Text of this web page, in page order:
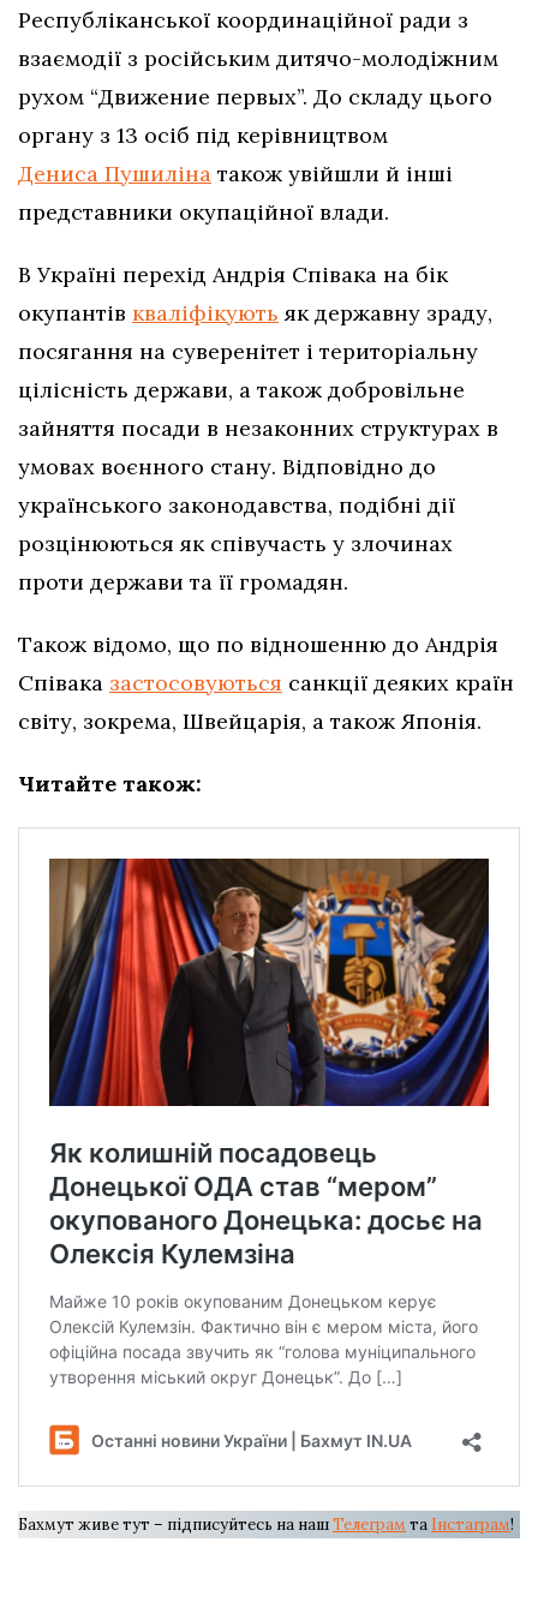
Республіканської координаційної ради з
взаємодії з російським дитячо-молодіжним
рухом “Движение первых”. До складу цього
органу з 13 осіб під керівництвом
Дениса Пушиліна також увійшли й інші
представники окупаційної влади.
В Україні перехід Андрія Співака на бік
окупантів кваліфікують як державну зраду,
посягання на суверенітет і територіальну
цілісність держави, а також добровільне
зайняття посади в незаконних структурах в
умовах воєнного стану. Відповідно до
українського законодавства, подібні дії
розцінюються як співучасть у злочинах
проти держави та її громадян.
Також відомо, що по відношенню до Андрія
Співака застосовуються санкції деяких країн
світу, зокрема, Швейцарія, а також Японія.
Читайте також:
Бахмут живе тут – підписуйтесь на нашТелеграм та Інстаграм!